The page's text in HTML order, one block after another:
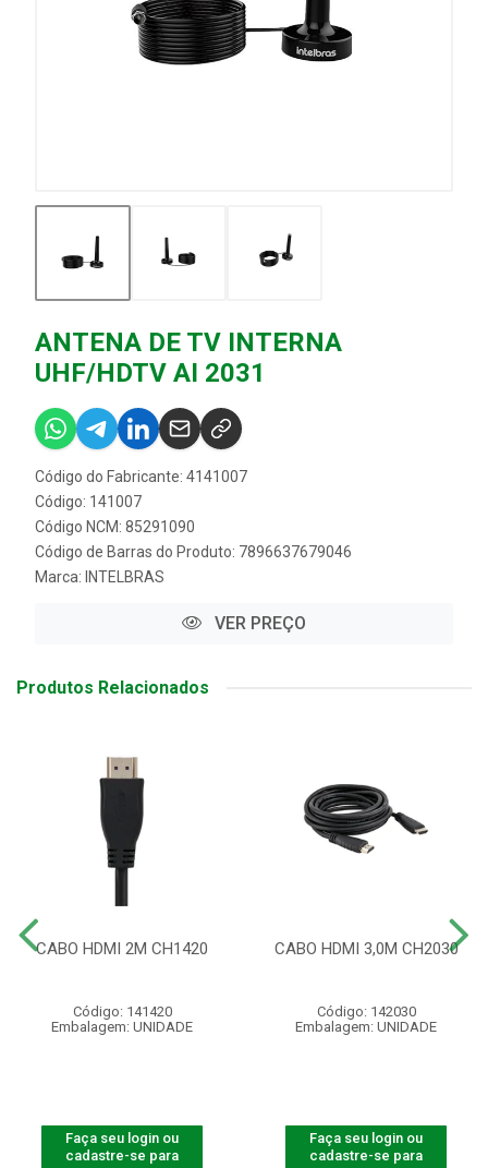
ANTENA DE TV INTERNA
UHF/HDTV AI 2031
Código do Fabricante: 4141007
Código: 141007
Código NCM: 85291090
Código de Barras do Produto: 7896637679046
Marca: INTELBRAS
VER PREÇO
Produtos Relacionados
CABO HDMI 2M CH1420
Código: 141420
Embalagem: UNIDADE
Faça seu login ou
cadastre-se para
CABO HDMI 3,0M CH2030
Código: 142030
Embalagem: UNIDADE
Faça seu login ou
cadastre-se para